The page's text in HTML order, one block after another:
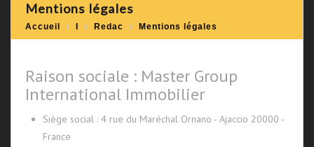
mentions légales
Accueil Redac Mentions légales
Raison sociale : Master Group
International Immobilier
Siège social : 4 rue du Maréchal Ornano - Ajaccio 20000 -
France